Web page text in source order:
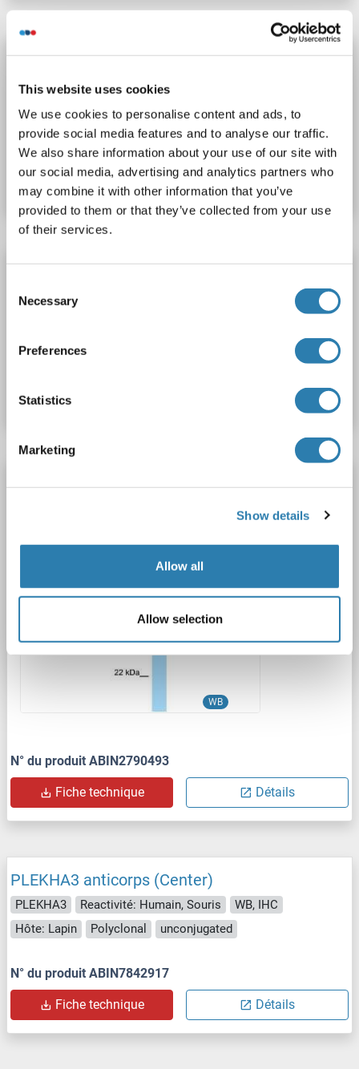
This website uses cookies
We use cookies to personalise content and ads, to
provide social media features and to analyse our traffic.
We also share information about your use of our site with
our social media, advertising and analytics partners who
may combine it with other information that you’ve
provided to them or that they’ve collected from your use
of their services.
Selection
Necessary
Preferences
Statistics
Marketing
Show details
Allow all
Allow selection
PLEKHA3 anticorps
PLEKHA3 Reactivité: Humain
Monoclonal
2D1 unconjugated
N° du produit ABIN2149273
Fiche technique Détails
PLEKHA3 anticorps
PLEKHA3
Fiche technique
WB
N° du produit ABIN2790493
Fiche technique Détails
PLEKHA3 anticorps (Center)
PLEKHA3 Reactivité: Humain, Souris
WB, IHC
Hôte: Lapin
Polyclonal unconjugated
N° du produit ABIN7842917
Fiche technique Détails